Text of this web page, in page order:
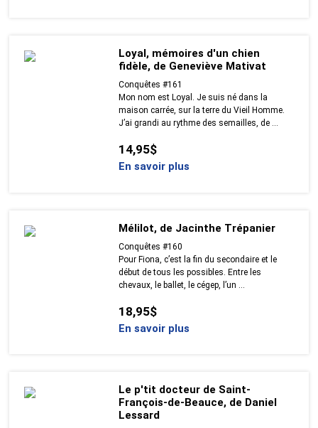
Loyal, mémoires d'un chien
fidèle, de Geneviève Mativat
Conquêtes #161
Mon nom est Loyal. Je suis né dans la
maison carrée, sur la terre du Vieil Homme.
J’ai grandi au rythme des semailles, de ...
14,95$
En savoir plus
Mélilot, de Jacinthe Trépanier
Conquêtes #160
Pour Fiona, c’est la fin du secondaire et le
début de tous les possibles. Entre les
chevaux, le ballet, le cégep, l’un ...
18,95$
En savoir plus
Le p'tit docteur de Saint-
François-de-Beauce, de Daniel
Lessard